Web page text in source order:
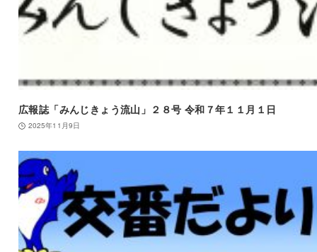
広報誌「みんじきょう流山」２８号 令和７年１１月１日
2025年11月9日